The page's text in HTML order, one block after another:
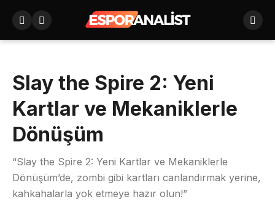
Slay the Spire 2: Yeni
Kartlar ve Mekaniklerle
Dönüşüm
“Slay the Spire 2: Yeni Kartlar ve Mekaniklerle
Dönüşüm’de, zombi gibi kartları canlandırmak yerine,
kahkahalarla yok etmeye hazır olun!”